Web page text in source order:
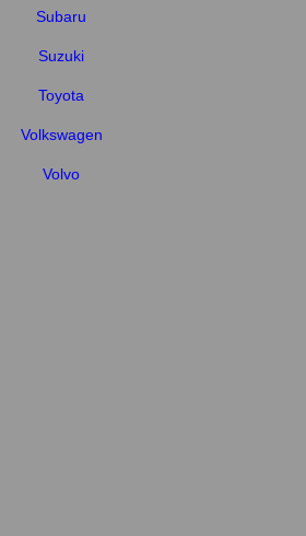
Subaru
Suzuki
Toyota
Volkswagen
Volvo